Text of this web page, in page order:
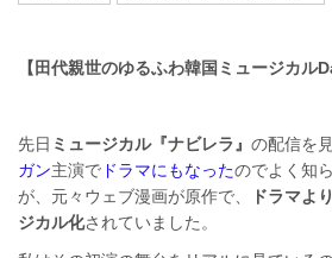
【田代親世のゆるふわ韓国ミュージカル
先日 ミュージカル『ナビレラ』 の配信を
ガン主演で ドラマにもなったのでよく知
が、元々ウェブ漫画が原作で、
ドラマよ
ジカル化されていました。